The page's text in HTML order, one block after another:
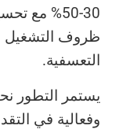
30-50% مع
ظروف التشغيل
التعسفية.
يستمر التطور
وفعالية في